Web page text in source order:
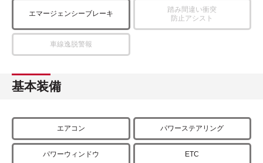
エマージェンシーブレーキ
踏み間違い衝突
防止アシスト
車線逸脱警報
基本装備
エアコン パワーステアリング
パワーウィンドウ ETC